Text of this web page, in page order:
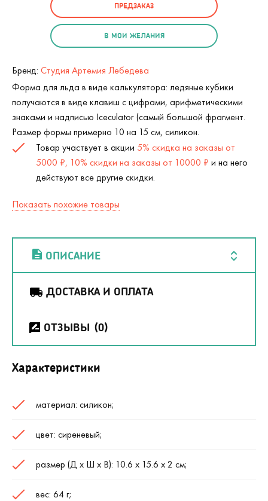
ПРЕДЗАКАЗ
В МОИ ЖЕЛАНИЯ
Бренд: Студия Артемия Лебедева
Форма для льда в виде калькулятора: ледяные кубики
получаются в виде клавиш с цифрами, арифметическими
знаками и надписью Iceculator (самый большой фрагмент.
Размер формы примерно 10 на 15 см, силикон.
Товар участвует в акции 5% скидка на заказы от
5000 ₽, 10% скидки на заказы от 10000 ₽ и на него
действуют все другие скидки.
Показать похожие товары
ОПИСАНИЕ
ДОСТАВКА И ОПЛАТА
ОТЗЫВЫ (0)
Характеристики
материал: силикон;
цвет: сиреневый;
размер (Д х Ш х В): 10.6 х 15.6 х 2 см;
вес: 64 г;